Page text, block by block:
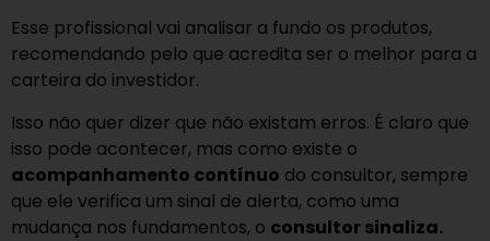
Esse profissional vai analisar a fundo os produtos,
recomendando pelo que acredita ser o melhor para a
carteira do investidor.
Isso não quer dizer que não existam erros. É claro que
isso pode acontecer, mas como existe o
acompanhamento contínuo do consultor, sempre
que ele verifica um sinal de alerta, como uma
mudança nos fundamentos, o consultor sinaliza.